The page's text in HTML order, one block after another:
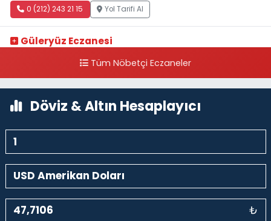
0 (212) 243 21 15 Yol Tarifi Al
Güleryüz Eczanesi
kalaycıbahçe Meydana DoğruTüm Nöbetçi Eczaneler
Döviz & Altın Hesaplayıcı
₺